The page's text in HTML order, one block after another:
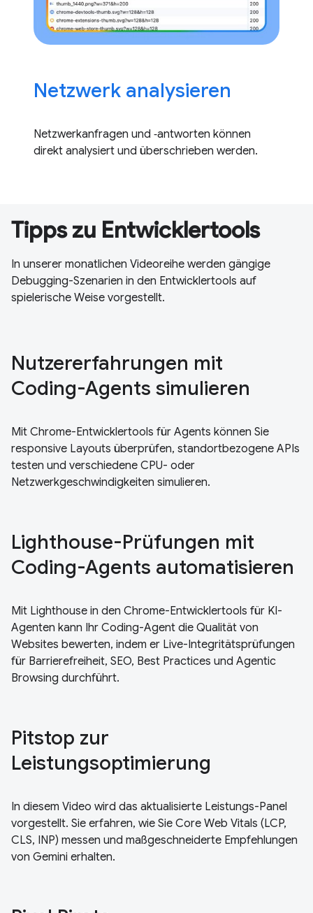
Netzwerk analysieren
Netzwerkanfragen und ‑antworten können
direkt analysiert und überschrieben werden.
Tipps zu Entwicklertools
In unserer monatlichen Videoreihe werden gängige
Debugging-Szenarien in den Entwicklertools auf
spielerische Weise vorgestellt.
Nutzererfahrungen mit
Coding-Agents simulieren
Mit Chrome-Entwicklertools für Agents können Sie
responsive Layouts überprüfen, standortbezogene APIs
testen und verschiedene CPU- oder
Netzwerkgeschwindigkeiten simulieren.
Lighthouse-Prüfungen mit
Coding-Agents automatisieren
Mit Lighthouse in den Chrome-Entwicklertools für KI-
Agenten kann Ihr Coding-Agent die Qualität von
Websites bewerten, indem er Live-Integritätsprüfungen
für Barrierefreiheit, SEO, Best Practices und Agentic
Browsing durchführt.
Pitstop zur
Leistungsoptimierung
In diesem Video wird das aktualisierte Leistungs-Panel
vorgestellt. Sie erfahren, wie Sie Core Web Vitals (LCP,
CLS, INP) messen und maßgeschneiderte Empfehlungen
von Gemini erhalten.